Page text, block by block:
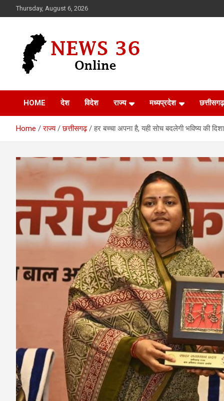
to
Thursday, August 6, 2026
News 36
HOME देश विदेश राज्य मध्यप्रदेश छत्तीसगढ़
Home राज्य छत्तीसगढ़ हर बच्चा अपना है, यही सोच बदलेगी भविष्य की